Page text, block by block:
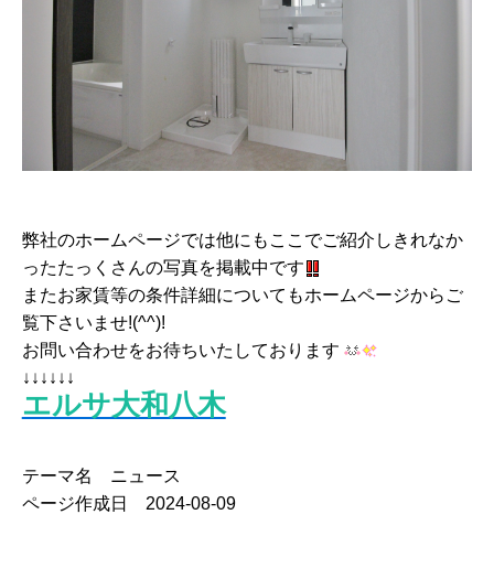
弊社のホームページでは他にもここでご紹介しきれなか
ったたっくさんの写真を掲載中です
またお家賃等の条件詳細についてもホームページからご
覧下さいませ!(^^)!
お問い合わせをお待ちいたしております
↓↓↓↓↓↓
エルサ大和八木
テーマ名 ニュース
ページ作成日 2024-08-09